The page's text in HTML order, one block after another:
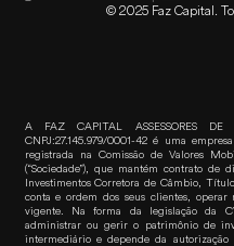
© 2025 Faz Capital.
A FAZ CAPITAL ASSESSORES
CNPJ:27.145.979/0001-42 é uma
registrada na Comissão de Valores
(“Sociedade”), que mantém contrato
Investimentos Corretora de Câmbio,
conta e ordem dos seus clientes,
vigente. Na forma da legislação da
administrar ou gerir o patrimônio de
intermediário e depende da